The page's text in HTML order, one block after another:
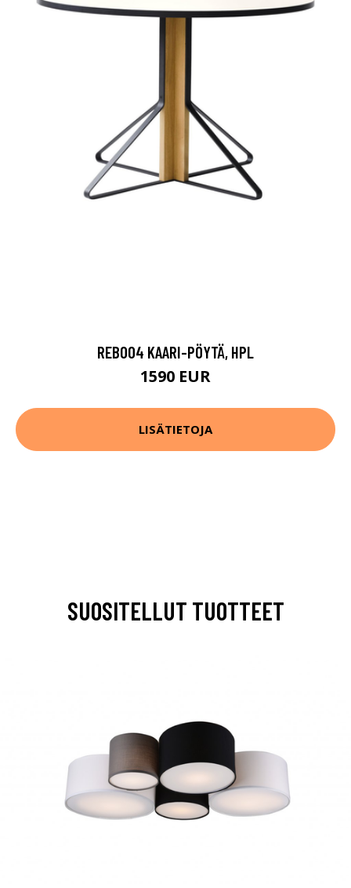
REB004 KAARI-PÖYTÄ, HPL
1590 EUR
LISÄTIETOJA
SUOSITELLUT TUOTTEET